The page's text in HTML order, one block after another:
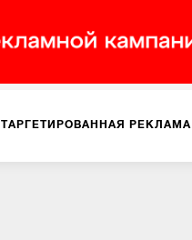
ТАРГЕТИРОВАННАЯ РЕКЛАМА